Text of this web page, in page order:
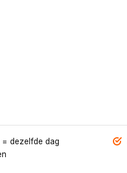
dezelfde dag